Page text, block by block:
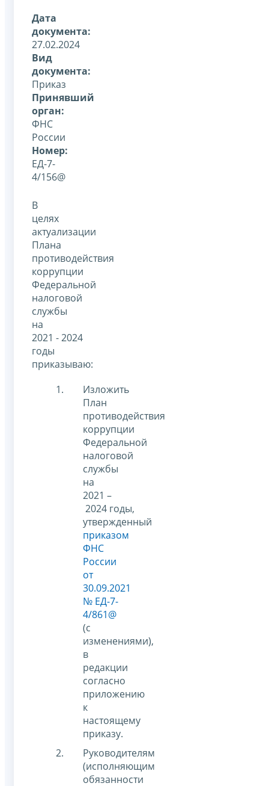
Дата
документа:
27.02.2024
Вид
документа:
Приказ
Принявший
орган:
ФНС
России
Номер:
ЕД-7-
4/156@
В
целях
актуализации
Плана
противодействия
коррупции
Федеральной
налоговой
службы
на
2021 - 2024
годы
приказываю:
Изложить
План
противодействия
коррупции
Федеральной
налоговой
службы
на
2021 –
2024 годы,
утвержденный
приказом
ФНС
России
от
30.09.2021
№ ЕД-7-
4/861@
(с
изменениями),
в
редакции
согласно
приложению
к
настоящему
приказу.
Руководителям
(исполняющим
обязанности